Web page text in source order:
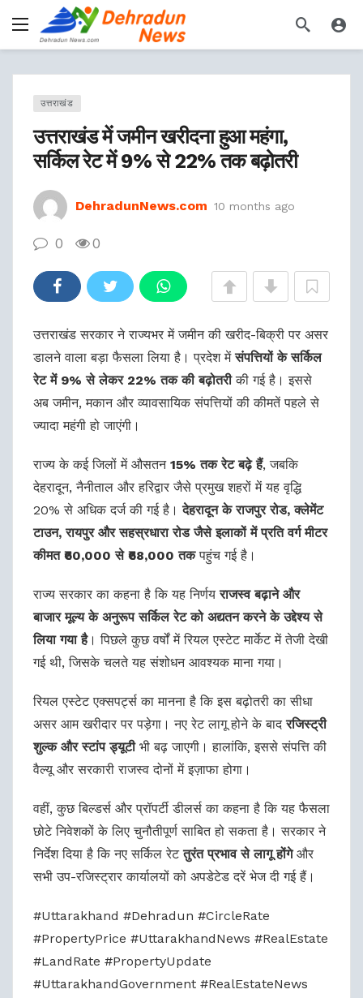
उत्तराखंड
उत्तराखंड में जमीन खरीदना हुआ महंगा,
सर्किल रेट में 9% से 22% तक बढ़ोतरी
DehradunNews.com 10 months ago
0 0
उत्तराखंड सरकार ने राज्यभर में जमीन की खरीद-बिक्री पर असर
डालने वाला बड़ा फैसला लिया है। प्रदेश मेंसंपत्तियों के सर्किल
रेट में 9% से लेकर 22% तक की बढ़ोतरीकी गई है। इससे
अब जमीन, मकान और व्यावसायिक संपत्तियों की कीमतें पहले से
ज्यादा महंगी हो जाएंगी।
राज्य के कई जिलों में औसतन 15% तक रेट बढ़े हैं, जबकि
देहरादून, नैनीताल और हरिद्वार जैसे प्रमुख शहरों में यह वृद्धि
20% से अधिक दर्ज की गई है।देहरादून के राजपुर रोड, क्लेमेंट
टाउन, रायपुर और सहस्रधारा रोड जैसे इलाकों में प्रति वर्ग मीटर
कीमत ₹60,000 से ₹68,000 तकपहुंच गई है।
राज्य सरकार का कहना है कि यह निर्णयराजस्व बढ़ाने और
बाजार मूल्य के अनुरूप सर्किल रेट को अद्यतन करने के उद्देश्य से
लिया गया है। पिछले कुछ वर्षों में रियल एस्टेट मार्केट में तेजी देखी
गई थी, जिसके चलते यह संशोधन आवश्यक माना गया।
रियल एस्टेट एक्सपर्ट्स का मानना है कि इस बढ़ोतरी का सीधा
असर आम खरीदार पर पड़ेगा। नए रेट लागू होने के बादरजिस्ट्री
शुल्क और स्टांप ड्यूटीभी बढ़ जाएगी। हालांकि, इससे संपत्ति की
वैल्यू और सरकारी राजस्व दोनों में इज़ाफा होगा।
वहीं, कुछ बिल्डर्स और प्रॉपर्टी डीलर्स का कहना है कि यह फैसला
छोटे निवेशकों के लिए चुनौतीपूर्ण साबित हो सकता है। सरकार ने
निर्देश दिया है कि नए सर्किल रेटतुरंत प्रभाव से लागू होंगेऔर
सभी उप-रजिस्ट्रार कार्यालयों को अपडेटेड दरें भेज दी गई हैं।
#Uttarakhand #Dehradun #CircleRate
#PropertyPrice #UttarakhandNews #RealEstate
#LandRate #PropertyUpdate
#UttarakhandGovernment #RealEstateNews